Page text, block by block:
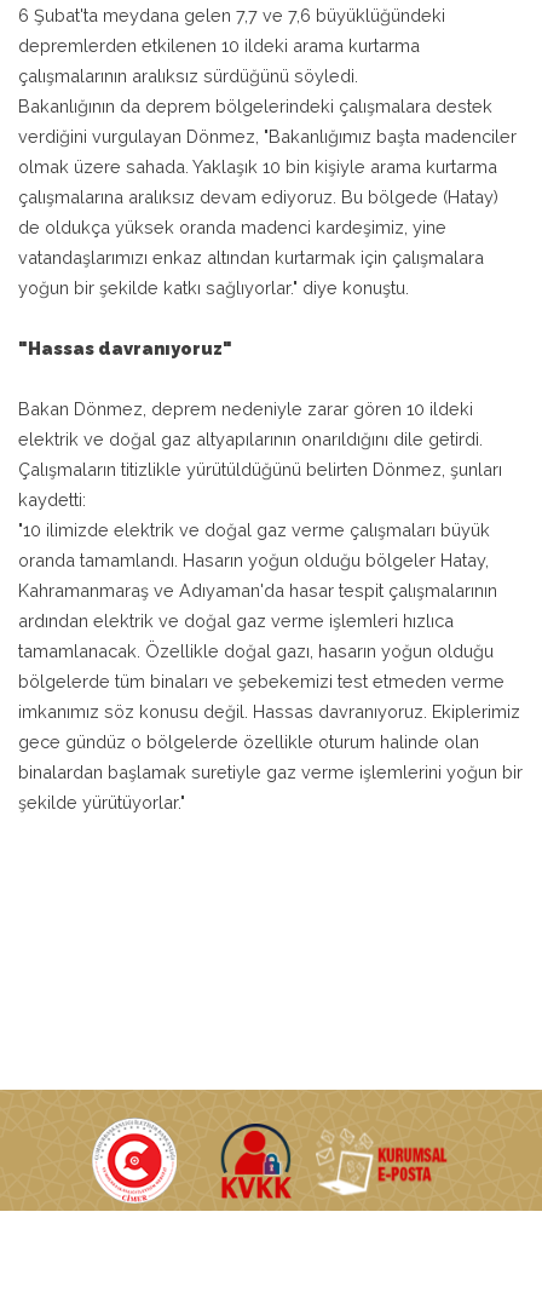
6 Şubat'ta meydana gelen 7,7 ve 7,6 büyüklüğündeki
depremlerden etkilenen 10 ildeki arama kurtarma
çalışmalarının aralıksız sürdüğünü söyledi.
Bakanlığının da deprem bölgelerindeki çalışmalara destek
verdiğini vurgulayan Dönmez, "Bakanlığımız başta madenciler
olmak üzere sahada. Yaklaşık 10 bin kişiyle arama kurtarma
çalışmalarına aralıksız devam ediyoruz. Bu bölgede (Hatay)
de oldukça yüksek oranda madenci kardeşimiz, yine
vatandaşlarımızı enkaz altından kurtarmak için çalışmalara
yoğun bir şekilde katkı sağlıyorlar." diye konuştu.
"Hassas davranıyoruz"
Bakan Dönmez, deprem nedeniyle zarar gören 10 ildeki
elektrik ve doğal gaz altyapılarının onarıldığını dile getirdi.
Çalışmaların titizlikle yürütüldüğünü belirten Dönmez, şunları
kaydetti:
"10 ilimizde elektrik ve doğal gaz verme çalışmaları büyük
oranda tamamlandı. Hasarın yoğun olduğu bölgeler Hatay,
Kahramanmaraş ve Adıyaman'da hasar tespit çalışmalarının
ardından elektrik ve doğal gaz verme işlemleri hızlıca
tamamlanacak. Özellikle doğal gazı, hasarın yoğun olduğu
bölgelerde tüm binaları ve şebekemizi test etmeden verme
imkanımız söz konusu değil. Hassas davranıyoruz. Ekiplerimiz
gece gündüz o bölgelerde özellikle oturum halinde olan
binalardan başlamak suretiyle gaz verme işlemlerini yoğun bir
şekilde yürütüyorlar."